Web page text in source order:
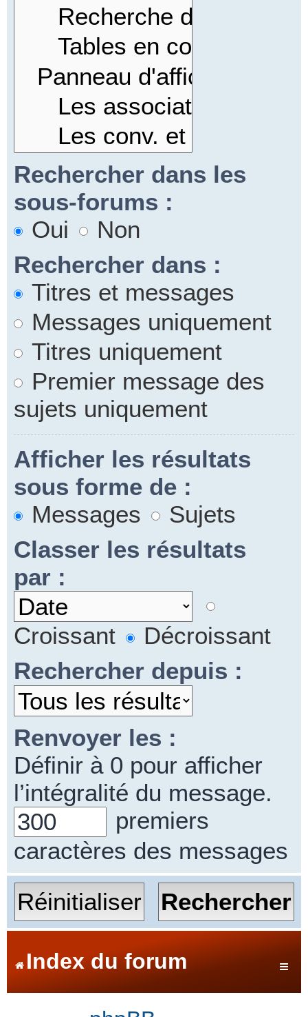
Rechercher dans les
sous-forums :
Oui
Non
Rechercher dans :
Titres et messages
Messages uniquement
Titres uniquement
Premier message des
sujets uniquement
Afficher les résultats
sous forme de :
Messages
Sujets
Classer les résultats
par :
Croissant
Décroissant
Rechercher depuis :
Renvoyer les :
Définir à 0 pour afficher
l’intégralité du message.
premiers
caractères des messages
Index du forum